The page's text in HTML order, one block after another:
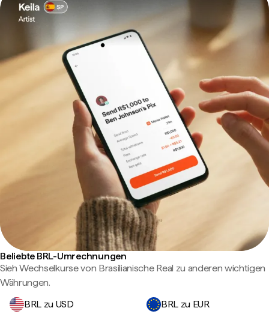
Beliebte BRL-Umrechnungen
Sieh Wechselkurse von Brasilianische Real zu anderen wichtigen
Währungen.
BRL zu USD
BRL zu EUR